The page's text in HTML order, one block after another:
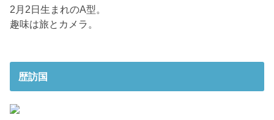
2月2日生まれのA型。
趣味は旅とカメラ。
歴訪国